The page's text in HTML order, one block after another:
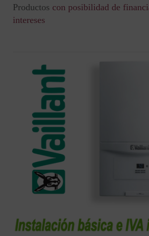
Productos con posibilidad de
intereses